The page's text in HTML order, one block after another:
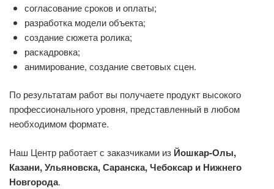
согласование сроков и оплаты;
разработка модели объекта;
создание сюжета ролика;
раскадровка;
анимирование, создание световых сцен.
По результатам работ вы получаете продукт высокого
профессионального уровня, представленный в любом
необходимом формате.
Наш Центр работает с заказчиками из Йошкар-Олы,
Казани, Ульяновска, Саранска, Чебоксар и Нижнего
Новгорода.